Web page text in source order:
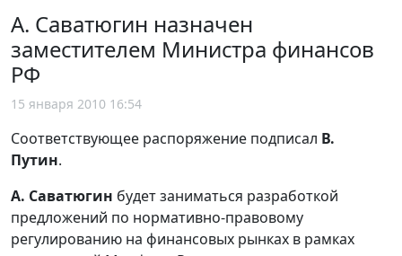
А. Саватюгин назначен
заместителем Министра финансов
РФ
15 января 2010 16:54
Соответствующее распоряжение подписал В.
Путин.
А. Саватюгин будет заниматься разработкой
предложений по нормативно-правовому
регулированию на финансовых рынках в рамках